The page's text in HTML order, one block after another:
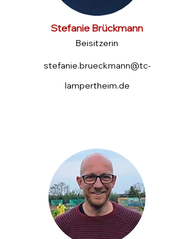
Stefanie Brückmann
Beisitzerin
stefanie.brueckmann@tc-
lampertheim.de